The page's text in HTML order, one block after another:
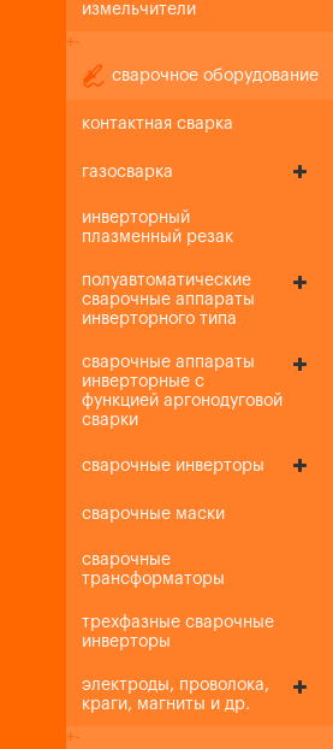
измельчители
+-
сварочное оборудование
контактная сварка
газосварка
инверторный
плазменный резак
полуавтоматические
сварочные аппараты
инверторного типа
сварочные аппараты
инверторные с
функцией аргонодуговой
сварки
сварочные инверторы
сварочные маски
сварочные
трансформаторы
трехфазные сварочные
инверторы
электроды, проволока,
краги, магниты и др.
+-